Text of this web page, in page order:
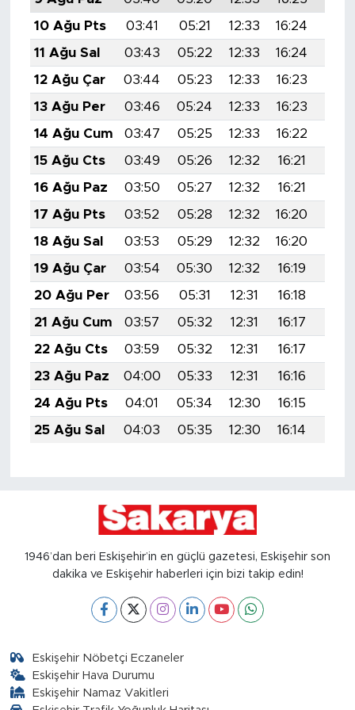
10 Ağu Pts
03:41 05:21 12:33 16:24
11 Ağu Sal
03:43 05:22 12:33 16:24
12 Ağu Çar
03:44 05:23 12:33 16:23
13 Ağu Per
03:46 05:24 12:33 16:23
14 Ağu Cum
03:47 05:25 12:33 16:22
15 Ağu Cts
03:49 05:26 12:32 16:21
16 Ağu Paz
03:50 05:27 12:32 16:21
17 Ağu Pts
03:52 05:28 12:32 16:20
18 Ağu Sal
03:53 05:29 12:32 16:20
19 Ağu Çar
03:54 05:30 12:32 16:19
20 Ağu Per
03:56 05:31 12:31 16:18
21 Ağu Cum
03:57 05:32 12:31 16:17
22 Ağu Cts
03:59 05:32 12:31 16:17
23 Ağu Paz
04:00 05:33 12:31 16:16
24 Ağu Pts
04:01 05:34 12:30 16:15
25 Ağu Sal
04:03 05:35 12:30 16:14
1946’dan beri Eskişehir’in en güçlü gazetesi, Eskişehir son
dakika ve Eskişehir haberleri için bizi takip edin!
Eskişehir Nöbetçi Eczaneler
Eskişehir Hava Durumu
Eskişehir Namaz Vakitleri